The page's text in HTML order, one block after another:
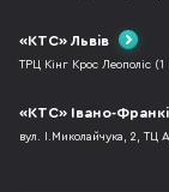
«КТС» Львів
ТРЦ Кінг Крос Леополіс (1
«КТС» Івано-
вул. І.Миколайчука, 2, ТЦ